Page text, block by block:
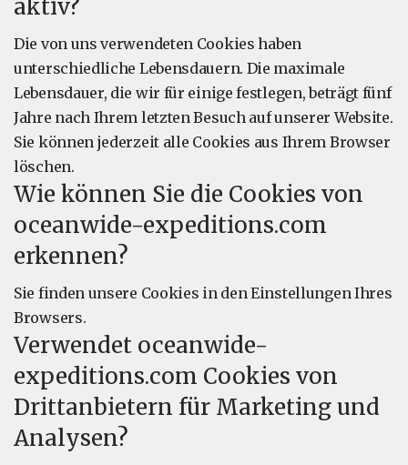
aktiv?
Die von uns verwendeten Cookies haben
unterschiedliche Lebensdauern. Die maximale
Lebensdauer, die wir für einige festlegen, beträgt fünf
Jahre nach Ihrem letzten Besuch auf unserer Website.
Sie können jederzeit alle Cookies aus Ihrem Browser
löschen.
Wie können Sie die Cookies von
oceanwide-expeditions.com
erkennen?
Sie finden unsere Cookies in den Einstellungen Ihres
Browsers.
Verwendet oceanwide-
expeditions.com Cookies von
Drittanbietern für Marketing und
Analysen?